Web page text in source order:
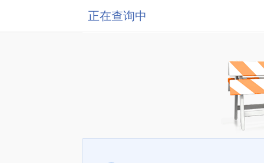
正在查询中